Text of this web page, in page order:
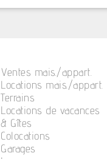
Ventes mais./appart.
Locations mais./appart.
Terrains
Locations de vacances
& Gîtes
Colocations
Garages